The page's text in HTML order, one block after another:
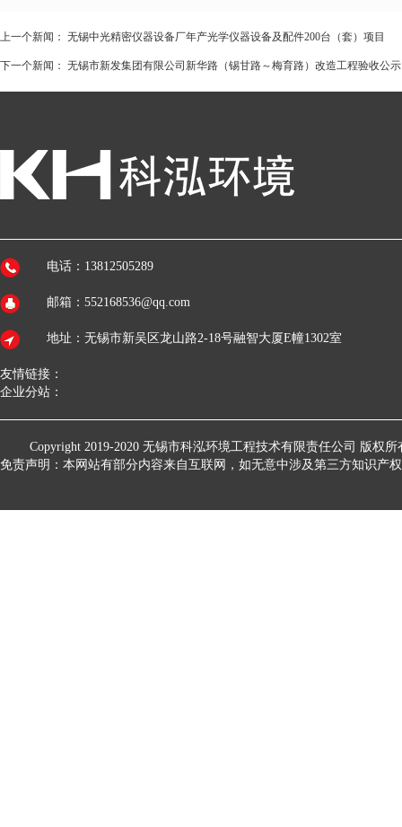
上一个新闻： 无锡中光精密仪器设备厂年产光学仪器设备及配件200台（套）项目
下一个新闻： 无锡市新发集团有限公司新华路（锡甘路～梅育路）改造工程验收公示
电话：13812505289
邮箱：552168536@qq.com
地址：无锡市新吴区龙山路2-18号融智大厦E幢1302室
友情链接：
企业分站：
Copyright 2019-2020 无锡市科泓环境工程技术有限责任公司 版权所
免责声明：本网站有部分内容来自互联网，如无意中涉及第三方知识产